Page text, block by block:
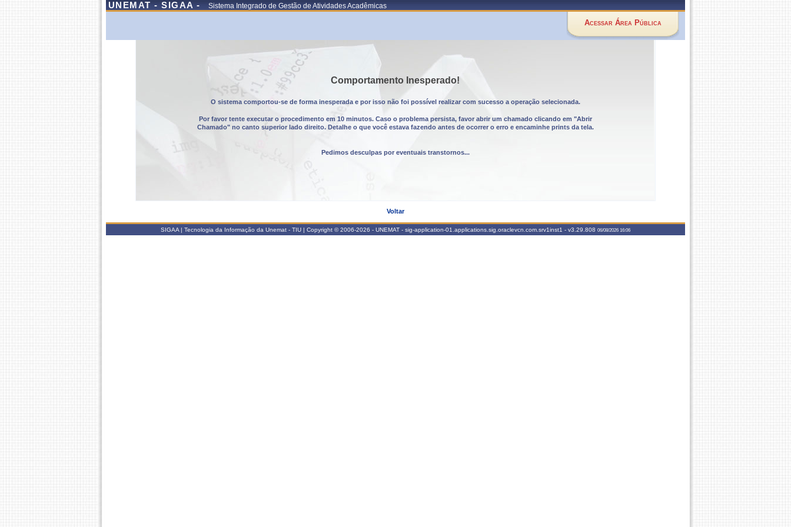
UNEMAT - SIGAA - Sistema Integrado de Gestão de Atividades Acadêmicas
Acessar Área Pública
Comportamento Inesperado!
O sistema comportou-se de forma inesperada e por isso não foi possível realizar com sucesso a operação selecionada.
Por favor tente executar o procedimento em 10 minutos. Caso o problema persista, favor abrir um chamado clicando em "Abrir
Chamado" no canto superior lado direito. Detalhe o que você estava fazendo antes de ocorrer o erro e encaminhe prints da tela.
Pedimos desculpas por eventuais transtornos...
Voltar
SIGAA | Tecnologia da Informação da Unemat - TIU | Copyright © 2006-2026 - UNEMAT - sig-application-01.applications.sig.oraclevcn.com.srv1inst1 - v3.29.808 06/08/2026 16:06